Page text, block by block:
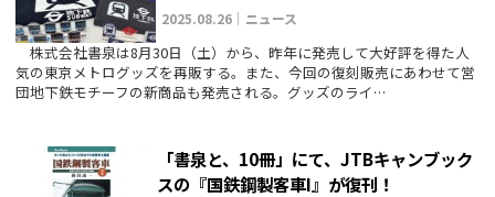
2025.08.26｜ニュース
株式会社書泉は8月30日（土）から、昨年に発売して大好評を得た人
気の東京メトログッズを再販する。また、今回の復刻販売にあわせて営
団地下鉄モチーフの新商品も発売される。グッズのライ…
「書泉と、10冊」にて、JTBキャンブック
スの『国鉄鋼製客車I』が復刊！